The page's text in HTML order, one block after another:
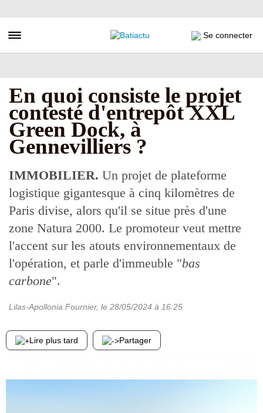
au
principal
Toggle navigation Se connecter
En quoi consiste le projet
contesté d'entrepôt XXL
Green Dock, à
Gennevilliers ?
IMMOBILIER. Un projet de plateforme
logistique gigantesque à cinq kilomètres de
Paris divise, alors qu'il se situe près d'une
zone Natura 2000. Le promoteur veut mettre
l'accent sur les atouts environnementaux de
l'opération, et parle d'immeuble "bas
carbone".
Lilas-Apollonia Fournier, le 28/05/2024 à 16:25
Lire plus tard Partager